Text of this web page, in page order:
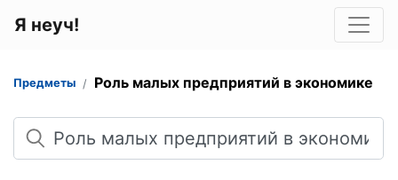
Я неуч!
Предметы Роль малых предприятий в экономике
Поиск